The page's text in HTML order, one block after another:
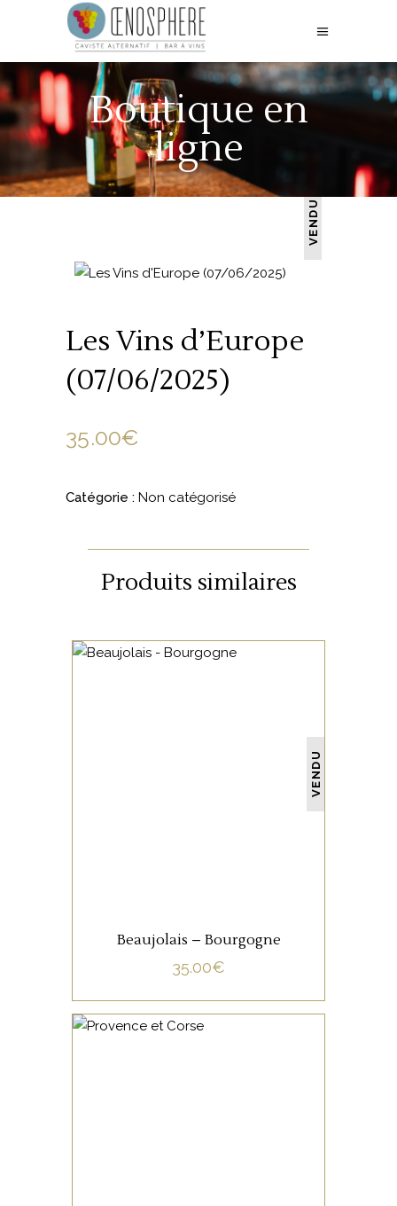
Boutique en
ligne
VENDU
Les Vins d’Europe
(07/06/2025)
35.00€
Catégorie : Non catégorisé
Produits similaires
VENDU
Beaujolais – Bourgogne
35.00€